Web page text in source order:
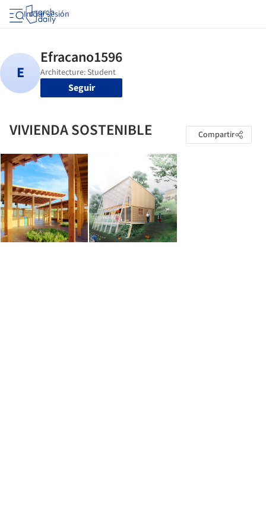
Iniciar sesión
Seguir
VIVIENDA SOSTENIBLE Compartir